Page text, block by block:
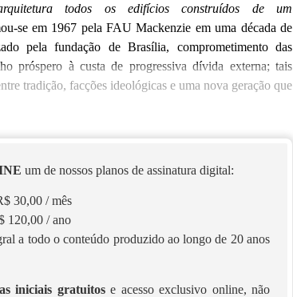
todos os edifícios construídos de um
se em 1967 pela FAU Mackenzie em uma década de
pela fundação de Brasília, comprometimento das
próspero à custa de progressiva dívida externa; tais
tradição, facções ideológicas e uma nova geração que
um de nossos planos de assinatura digital:
30,00 / mês
120,00 / ano
a todo o conteúdo produzido ao longo de 20 anos
iniciais gratuitose acesso exclusivo online, não